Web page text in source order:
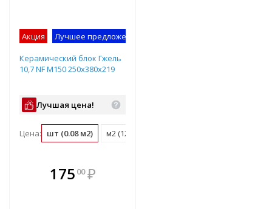
Акция
Лучшее предложение
Керамический блок Гжель
10,7 NF М150 250х380х219
Лучшая цена!
Цена: шт (0.08 м2) м2 (12 шт)
175 00 ₽